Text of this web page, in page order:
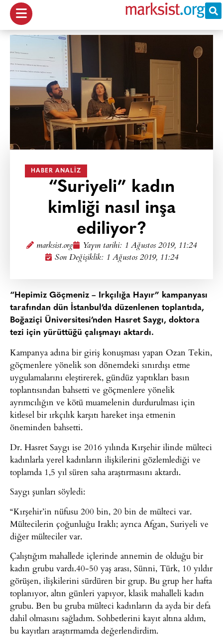
HABER ANALIZ
“Suriyeli” kadın
kimliği nasıl inşa
ediliyor?
marksist.org Yayın tarihi: 1 Ağustos 2019, 11:24
Son Değişiklik: 1 Ağustos 2019, 11:24
“Hepimiz Göçmeniz – Irkçılığa Hayır” kampanyası
tarafından dün İstanbul’da düzenlenen toplantıda,
Boğaziçi Üniversitesi’nden Hasret Saygı, doktora
tezi için yürüttüğü çalışmayı aktardı.
Kampanya adına bir giriş konuşması yapan Ozan Tekin,
göçmenlere yönelik son dönemdeki sınırdışı etme
uygulamalarını eleştirerek, gündüz yaptıkları basın
toplantısından bahsetti ve göçmenlere yönelik
ayrımcılığın ve kötü muamelenin durdurulması için
kitlesel bir ırkçılık karşıtı hareket inşa etmenin
öneminden bahsetti.
Dr. Hasret Saygı ise 2016 yılında Kırşehir ilinde mülteci
kadınlarla yerel kadınların ilişkilerini gözlemlediği ve
toplamda 1,5 yıl süren saha araştırmasını aktardı.
Saygı şunları söyledi:
“Kırşehir’in nüfusu 200 bin, 20 bin de mülteci var.
Mültecilerin çoğunluğu Iraklı; ayrıca Afgan, Suriyeli ve
diğer mülteciler var.
Çalıştığım mahallede içlerinde annemin de olduğu bir
kadın grubu vardı.40-50 yaş arası, Sünni, Türk, 10 yıldır
görüşen, ilişkilerini sürdüren bir grup. Bu grup her hafta
toplanıyor, altın günleri yapıyor, klasik mahalleli kadın
grubu. Ben bu gruba mülteci kadınların da ayda bir defa
dahil olmasını sağladım. Sohbetlerini kayıt altına aldım,
bu kayıtları araştırmamda değerlendirdim.